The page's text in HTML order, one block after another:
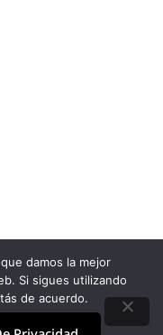
damos la mejor
Si sigues utilizando
de acuerdo.